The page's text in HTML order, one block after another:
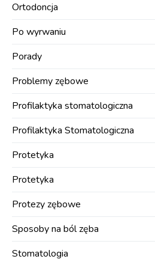
Ortodoncja
Po wyrwaniu
Porady
Problemy zębowe
Profilaktyka stomatologiczna
Profilaktyka Stomatologiczna
Protetyka
Protetyka
Protezy zębowe
Sposoby na ból zęba
Stomatologia